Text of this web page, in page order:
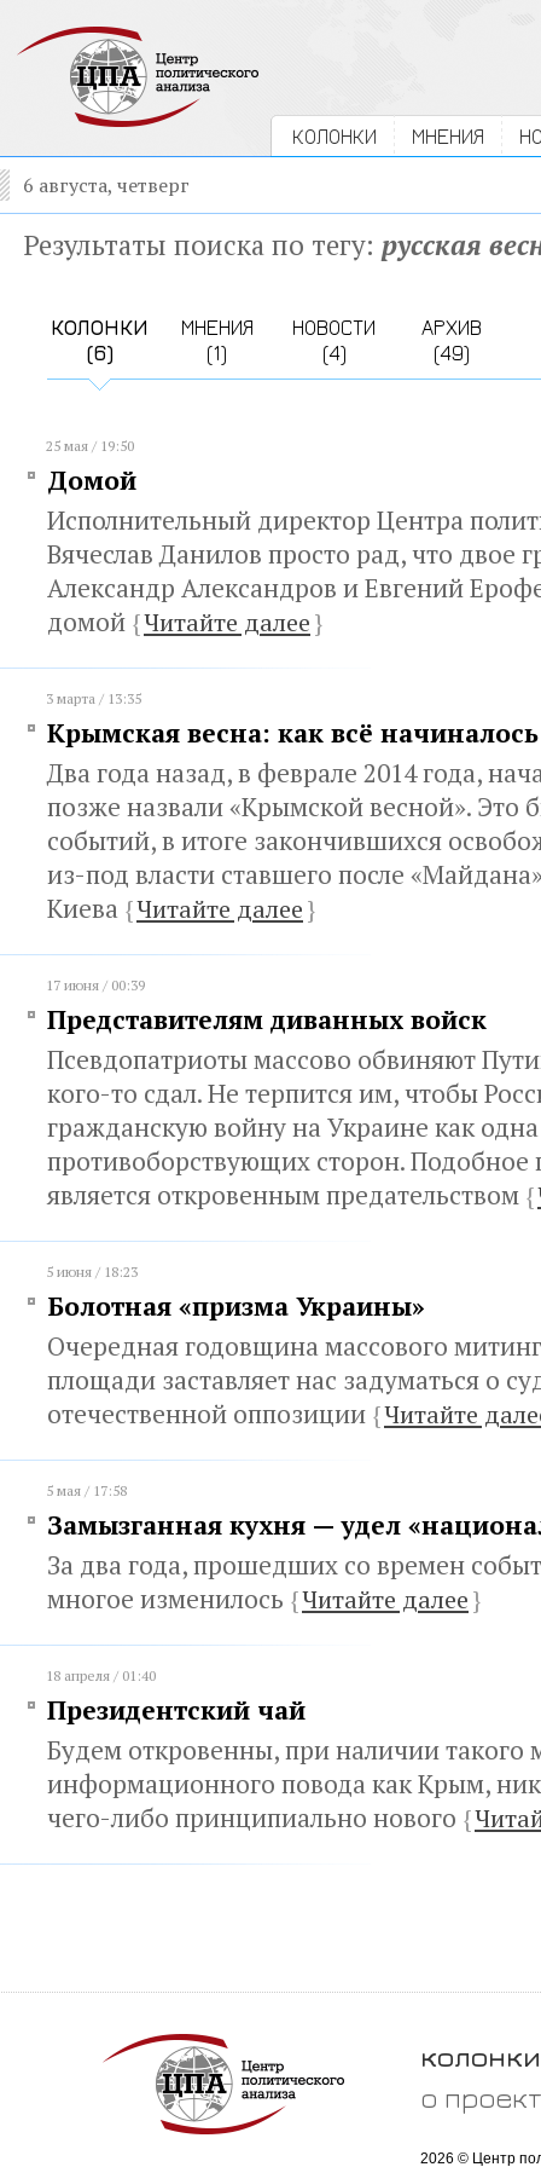
КОЛОНКИ МНЕНИЯ
6 августа, четверг
Результаты поиска по тегу: русская
КОЛОНКИ
(6)
МНЕНИЯ
(1)
НОВОСТИ
(4)
АРХИВ
(49)
25 мая / 19:50
Домой
Исполнительный директор Центра
Вячеслав Данилов просто рад, что двое
Александр Александров и Евгений
домой {Читайте далее}
3 марта / 13:35
Крымская весна: как всё начиналось
Два года назад, в феврале 2014 года,
позже назвали «Крымской весной». Это
событий, в итоге закончившихся
из-под власти ставшего после
Киева {Читайте далее}
17 июня / 00:39
Представителям диванных войск
Псевдопатриоты массово обвиняют
кого-то сдал. Не терпится им, чтобы
гражданскую войну на Украине как
противоборствующих сторон. Подобное
является откровенным предательством {
5 июня / 18:23
Болотная «призма Украины»
Очередная годовщина массового
площади заставляет нас задуматься о
отечественной оппозиции {Читайте
5 мая / 17:58
Замызганная кухня — удел
За два года, прошедших со времен
многое изменилось {Читайте далее}
18 апреля / 01:40
Президентский чай
Будем откровенны, при наличии такого
информационного повода как Крым,
чего-либо принципиально нового {
колонки
о
2026 © Центр